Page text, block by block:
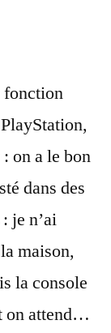
fonction
on a le bon
dans des
je n’ai
maison,
la console
on attend…